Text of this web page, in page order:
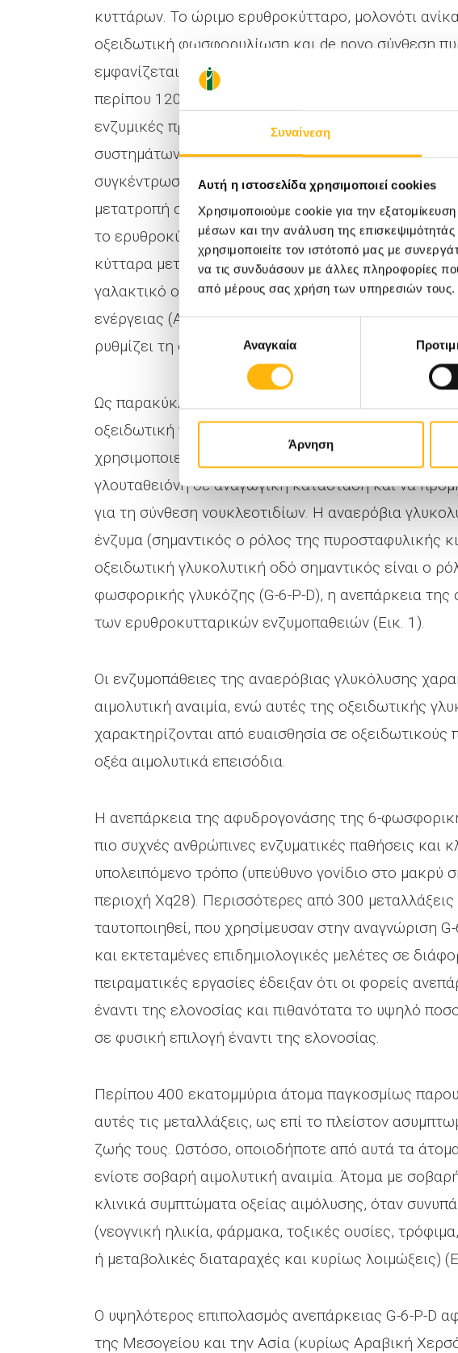
Συναίνεση
Αυτή η ιστοσελίδα χρησιμοποιεί cookies
Χρησιμοποιούμε cookie για την
μέσων και την ανάλυση της
χρησιμοποιείτε τον ιστότοπό μας με
να τις συνδυάσουν με άλλες πληροφορίες
από μέρους σας χρήση των υπηρεσιών τους.
συγκατάθεσηςΑναγκαία
Άρνηση
κυττάρων. Το ώριμο ερυθροκύτταρο, μολονότι
οξειδωτική φωσφορυλίωση και de novo σύνθεση
εμφανίζεται ως μεταβολικά ενεργό κύτταρο, που
περίπου 120 ημέρες. Έτσι, παρά την αδυναμία του να
ενζυμικές πρωτεΐνες του, διατηρεί το δισκοειδές
συστημάτων άντλησης κατιόντων, συνθέτει
συγκέντρωση αδενινονουκλεοτιδίων και
μετατροπή σε μεθαιμοσφαιρίνη και οξειδωτική
το ερυθροκύτταρο υποστηρίζεται από την πλέον
κύτταρα μεταβολική οδό, τη γλυκόλυση, όπου,
γαλακτικό οξύ, επιτυγχάνει να εξασφαλίσει
ενέργειας (ΑΤΡ), ενισχύει το ενδοκυτταρικό
ρυθμίζει τη συγγένεια αιμοσφαιρίνης-οξυγόνου.
Ως παρακύκλωμα της αναερόβιας γλυκολυτικής
οξειδωτική γλυκολυτική οδός, γνωστή ως
χρησιμοποιεί περίπου 10% της αρχικής πρώτης
γλουταθειόνη σε αναγωγική κατάσταση και να
για τη σύνθεση νουκλεοτιδίων. Η αναερόβια
ένζυμα (σημαντικός ο ρόλος της πυροσταφυλικής
οξειδωτική γλυκολυτική οδό σημαντικός είναι ο
φωσφορικής γλυκόζης (G-6-P-D), η ανεπάρκεια της
των ερυθροκυτταρικών ενζυμοπαθειών (Εικ. 1).
Οι ενζυμοπάθειες της αναερόβιας γλυκόλυσης
αιμολυτική αναιμία, ενώ αυτές της οξειδωτικής
χαρακτηρίζονται από ευαισθησία σε οξειδωτικούς
οξέα αιμολυτικά επεισόδια.
Η ανεπάρκεια της αφυδρογονάσης της 6-
πιο συχνές ανθρώπινες ενζυματικές παθήσεις και
υπολειπόμενο τρόπο (υπεύθυνο γονίδιο στο
περιοχή Χq28). Περισσότερες από 300
ταυτοποιηθεί, που χρησίμευσαν στην αναγνώριση
και εκτεταμένες επιδημιολογικές μελέτες σε
πειραματικές εργασίες έδειξαν ότι οι φορείς
έναντι της ελονοσίας και πιθανότατα το υψηλό
σε φυσική επιλογή έναντι της ελονοσίας.
Περίπου 400 εκατομμύρια άτομα παγκοσμίως
αυτές τις μεταλλάξεις, ως επί το πλείστον
ζωής τους. Ωστόσο, οποιοδήποτε από αυτά τα
ενίοτε σοβαρή αιμολυτική αναιμία. Άτομα με
κλινικά συμπτώματα οξείας αιμόλυσης, όταν
(νεογνική ηλικία, φάρμακα, τοξικές ουσίες,
ή μεταβολικές διαταραχές και κυρίως λοιμώξεις)
Ο υψηλότερος επιπολασμός ανεπάρκειας G-6-P-D
της Μεσογείου και την Ασία (κυρίως Αραβική